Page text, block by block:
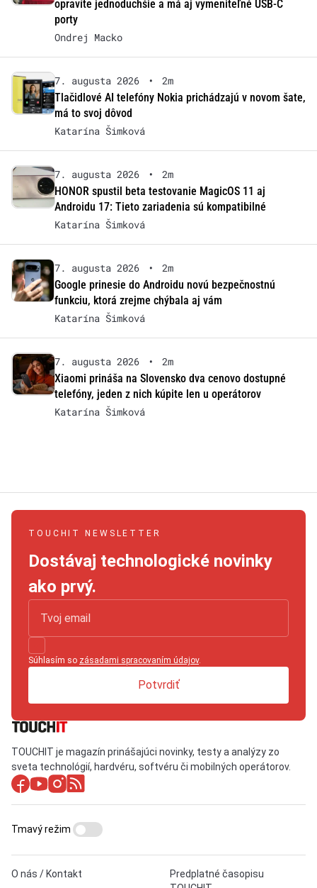
opravíte jednoduchšie a má aj vymeniteľné USB-C
porty
Ondrej Macko
7. augusta 2026 •
2m
Tlačidlové AI telefóny Nokia prichádzajú v novom šate,
má to svoj dôvod
Katarína Šimková
7. augusta 2026 •
2m
HONOR spustil beta testovanie MagicOS 11 aj
Androidu 17: Tieto zariadenia sú kompatibilné
Katarína Šimková
7. augusta 2026 •
2m
Google prinesie do Androidu novú bezpečnostnú
funkciu, ktorá zrejme chýbala aj vám
Katarína Šimková
7. augusta 2026 •
2m
Xiaomi prináša na Slovensko dva cenovo dostupné
telefóny, jeden z nich kúpite len u operátorov
Katarína Šimková
TOUCHIT NEWSLETTER
Dostávaj technologické novinky
ako prvý.
Súhlasím so zásadami spracovaním údajov.
Potvrdiť
TOUCHIT je magazín prinášajúci novinky, testy a analýzy zo
sveta technológií, hardvéru, softvéru či mobilných operátorov.
O nás / Kontakt
Predplatné časopisu
Tmavý režim